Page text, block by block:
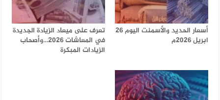
أسعار الحديد والأسمنت اليوم 26
ابريل 2026م
تعرف على ميعاد الزيادة الجديدة
في المعاشات 2026…وأصحاب
الزيادات المبكرة